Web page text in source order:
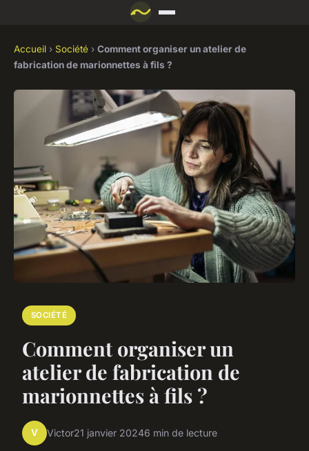
Accueil › Société › Comment organiser un atelier de
fabrication de marionnettes à fils ?
SOCIÉTÉ
Comment organiser un
atelier de fabrication de
marionnettes à fils ?
V Victor21 janvier 20246 min de lecture